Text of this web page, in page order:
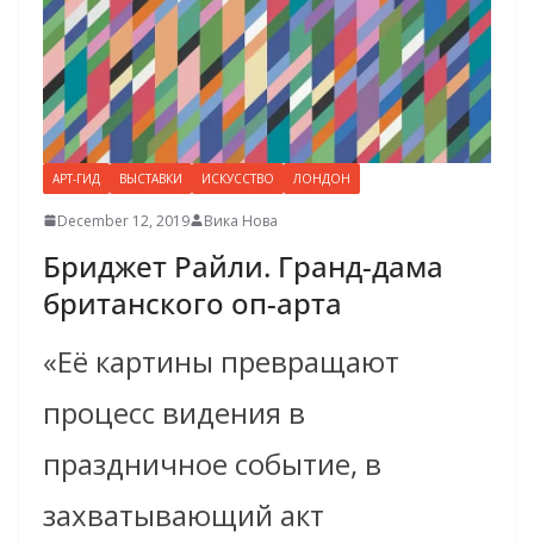
АРТ-ГИД ВЫСТАВКИ ИСКУССТВО ЛОНДОН
December 12, 2019 Вика Нова
Бриджет Райли. Гранд-дама
британского оп-арта
«Её картины превращают
процесс видения в
праздничное событие, в
захватывающий акт